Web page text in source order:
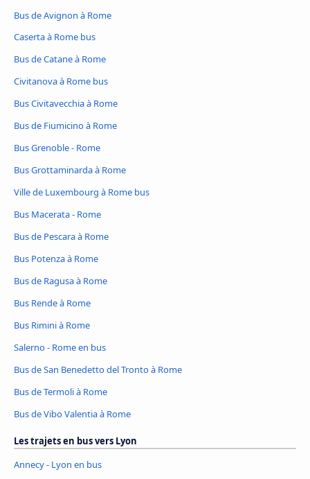
Bus de Avignon à Rome
Caserta à Rome bus
Bus de Catane à Rome
Civitanova à Rome bus
Bus Civitavecchia à Rome
Bus de Fiumicino à Rome
Bus Grenoble - Rome
Bus Grottaminarda à Rome
Ville de Luxembourg à Rome bus
Bus Macerata - Rome
Bus de Pescara à Rome
Bus Potenza à Rome
Bus de Ragusa à Rome
Bus Rende à Rome
Bus Rimini à Rome
Salerno - Rome en bus
Bus de San Benedetto del Tronto à Rome
Bus de Termoli à Rome
Bus de Vibo Valentia à Rome
Les trajets en bus vers Lyon
Annecy - Lyon en bus